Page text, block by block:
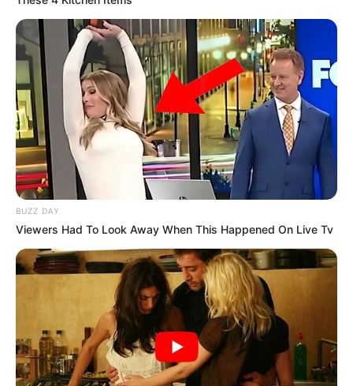
ψάχνετε πραγματικά να βρείτε την αλήθεια… Η
Ενημέρωση που δεν θα ακούσετε ποτέ από τα
κυρίαρχα ΜΜΕ… Υποστηρίξτε αυτόν τον αγώνα με
την εγγραφή, τα κόσμια σχόλια και τα λάικ σας…
FACEBOOK ΑΡΈΣΕΙ
YOUTUBE ΕΓΓΡΑΦΕΊΤΕ
ΑΚΟΛΟΥΘΉΣΤΕ
BUZZ DAY
Viewers Had To Look Away When This Happened On Live Tv